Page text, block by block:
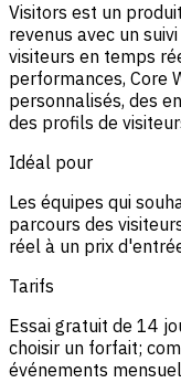
Visitors est un
revenus avec un
visiteurs en temps
performances, Core
personnalisés, des
des profils de
Idéal pour
Les équipes qui
parcours des
réel à un prix
Tarifs
Essai gratuit de 14
choisir un forfait;
événements